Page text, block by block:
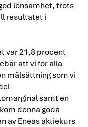
lönsamhet, trots
resultatet i
var 21,8 procent
att vi för alla
målsättning som vi
samt en
denna goda
av Eneas aktiekurs